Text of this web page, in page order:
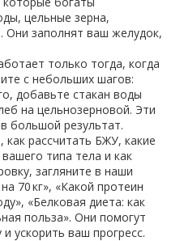
цельные зерна,
заполнят ваш желудок,
только тогда, когда
с небольших шагов:
добавьте стакан воды
на цельнозерновой. Эти
большой результат.
как рассчитать БЖУ, какие
типа тела и как
загляните в наши
70 кг», «Какой протеин
«Белковая диета: как
польза». Они помогут
ускорить ваш прогресс.